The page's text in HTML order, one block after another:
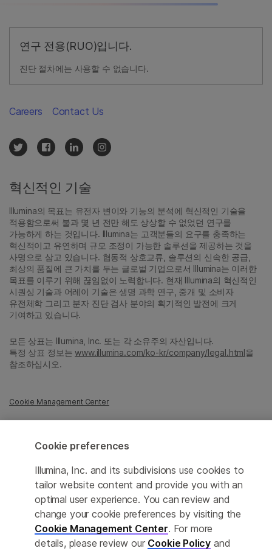
연구 전용(RUO)입니다.
진단 절차에는 사용할 수 없습니다.
정확한 번역을 제공하고자 합당한 노력을 기울였으나, 자동 번역은
완벽하지 않으며, 그 목적 또한 원문을 대체하기 위함이 아닙니다.
공식 콘텐츠는 영문 버전의 원문 콘텐츠임을 참고 부탁드립니다.
혁신적인 기술
Illumina의 목표는 유전자 변이와 기능의 분석에 혁신적인 기술을
적용함으로써 불과 몇 년 전만 해도 상상할 수 없었던 연구를
가능하게 하는 것입니다. Illumina는 고객분들의 요구를 충족하는
혁신적이고 유연하며 규모 조정이 가능한 솔루션을 제공하는 것을
사명으로 삼고 있습니다. 협동적 상호교류, 솔루션의 신속한 공급,
최상의 품질에 큰 가치를 두는 글로벌 기업으로서 Illumina는 이러한
목표를 이루기 위해 끊임없이 노력합니다. 현재 Illumina의 혁신적인
시퀀싱 기술과 어레이 기술은 생명 과학 연구, 중개 및 소비자
유전체학 그리고 분자 진단 검사 분야의 획기적인 발전에 크게
기여하고 있습니다.
모든 상표는 Illumina, Inc. 또는 각 소유주의 자산입니다.
특정 상표 정보는www.illumina.com/ko-kr/company/legal.html을
참조하십시오.
Cookie Management Center
Careers Contact Us
© 2026 Illumina, Inc. All rights reserved.
Cookie preferences
Illumina, Inc. and its subdivisions use cookies to
tailor website content and provide you with an
optimal user experience. You can review and
change your cookie preferences by visiting the
Cookie Management Center. For more
details, please review our Cookie Policy and